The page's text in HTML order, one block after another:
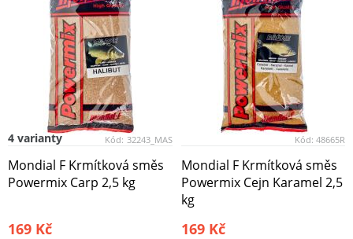
Kód: 32243_MAS
4 varianty
Mondial F Krmítková směs
Powermix Carp 2,5 kg
169 Kč
Kód: 48665R
Mondial F Krmítková směs
Powermix Cejn Karamel 2,5
kg
169 Kč